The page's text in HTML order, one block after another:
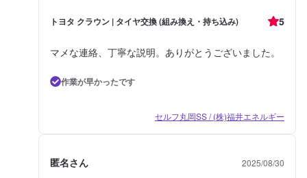
トヨタ クラウン | タイヤ交換 (組み換え・持ち込み) 5
マメな連絡、丁寧な説明。ありがとうございました。
作業が早かったです
セルフ丸岡SS / (株)福井エネルギー
匿名さん 2025/08/30